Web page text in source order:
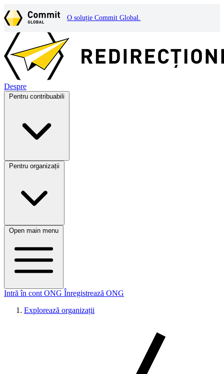
O soluție Commit Global.
Despre
Pentru contribuabili
Pentru organizații
Open main menu
Intră în cont ONG Înregistrează ONG
Explorează organizații